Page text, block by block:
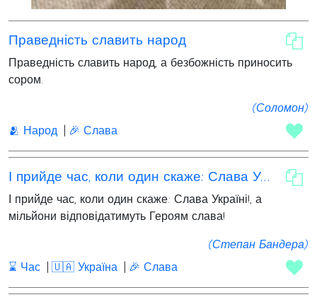
Праведність славить народ
Праведність славить народ, а безбожність приносить
сором.
(Соломон)
🫂 Народ
🎉 Слава
І прийде час, коли один скаже: Слава Україні
І прийде час, коли один скаже: Слава Україні!, а
мільйони відповідатимуть Героям слава!
(Степан Бандера)
⌛ Час
🇺🇦 Україна 🎉 Слава